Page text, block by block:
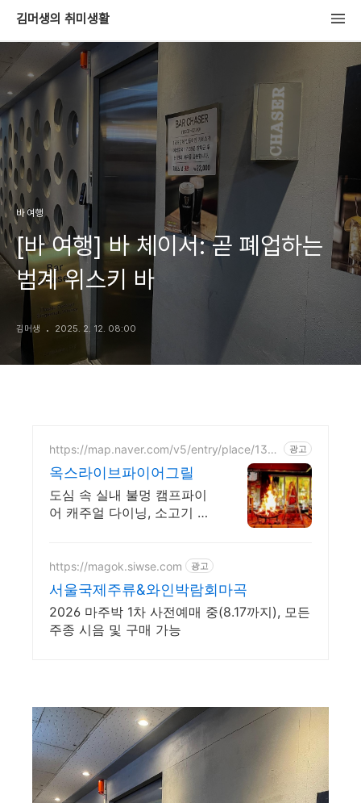
김머생의 취미생활
바 여행
[바 여행] 바 체이서: 곧 폐업하는
범계 위스키 바
김머생 2025. 2. 12. 08:00
https://map.naver.com/v5/entry/place/1301
광고
옥스라이브파이어그릴
도심 속 실내 불멍 캠프파이
어 캐주얼 다이닝, 소고기 코
https://magok.siwse.com 광고
서울국제주류&와인박람회마곡
2026 마주박 1차 사전예매 중(8.17까지), 모든
주종 시음 및 구매 가능